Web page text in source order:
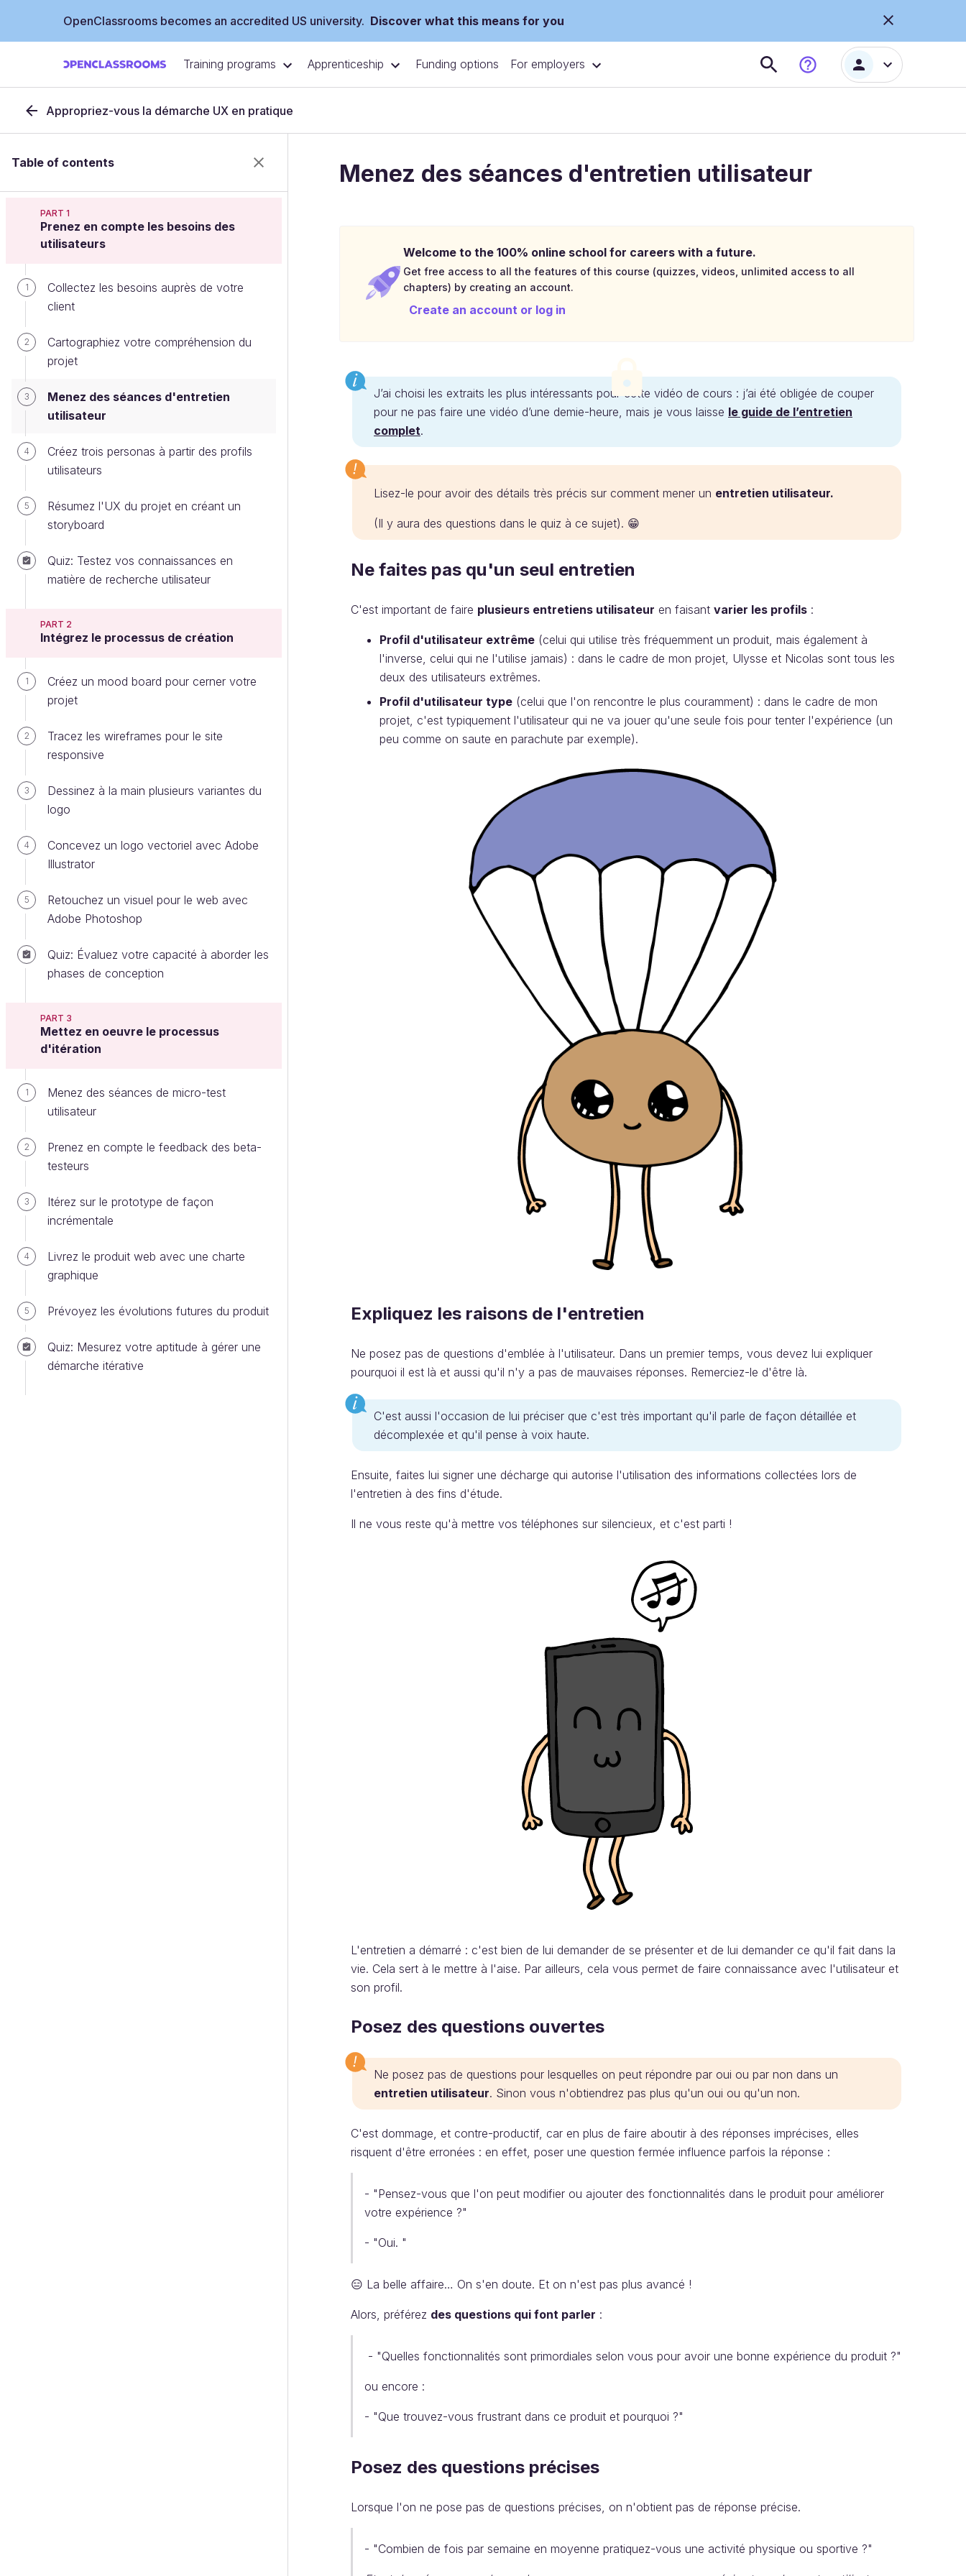
OpenClassrooms becomes an accredited US university. Discover what this means for you
Training programs Apprenticeship Funding options For employers
Appropriez-vous la démarche UX en pratique
Table of contents
PART 1
Prenez en compte les besoins des
utilisateurs
1
Collectez les besoins auprès de votre
client
2
Cartographiez votre compréhension du
projet
3
Menez des séances d'entretien
utilisateur
4
Créez trois personas à partir des profils
utilisateurs
5
Résumez l'UX du projet en créant un
storyboard
Quiz: Testez vos connaissances en
matière de recherche utilisateur
PART 2
Intégrez le processus de création
1
Créez un mood board pour cerner votre
projet
2
Tracez les wireframes pour le site
responsive
3
Dessinez à la main plusieurs variantes du
logo
4
Concevez un logo vectoriel avec Adobe
Illustrator
5
Retouchez un visuel pour le web avec
Adobe Photoshop
Quiz: Évaluez votre capacité à aborder les
phases de conception
PART 3
Mettez en oeuvre le processus
d'itération
1
Menez des séances de micro-test
utilisateur
2
Prenez en compte le feedback des beta-
testeurs
3
Itérez sur le prototype de façon
incrémentale
4
Livrez le produit web avec une charte
graphique
5 Prévoyez les évolutions futures du produit
Quiz: Mesurez votre aptitude à gérer une
démarche itérative
Menez des séances d'entretien utilisateur
Welcome to the 100% online school for careers with a future.
Get free access to all the features of this course (quizzes, videos, unlimited access to all
chapters) by creating an account.
Create an account or log in
J’ai choisi les extraits les plus intéressants pour cette vidéo de cours : j’ai été obligée de couper
pour ne pas faire une vidéo d’une demie-heure, mais je vous laisse le guide de l’entretien
complet.
Lisez-le pour avoir des détails très précis sur comment mener un entretien utilisateur.
(Il y aura des questions dans le quiz à ce sujet). 😁
Ne faites pas qu'un seul entretien
C'est important de faire plusieurs entretiens utilisateur en faisant varier les profils :
Profil d'utilisateur extrême (celui qui utilise très fréquemment un produit, mais également à
l'inverse, celui qui ne l'utilise jamais) : dans le cadre de mon projet, Ulysse et Nicolas sont tous les
deux des utilisateurs extrêmes.
Profil d'utilisateur type (celui que l'on rencontre le plus couramment) : dans le cadre de mon
projet, c'est typiquement l'utilisateur qui ne va jouer qu'une seule fois pour tenter l'expérience (un
peu comme on saute en parachute par exemple).
Expliquez les raisons de l'entretien
Ne posez pas de questions d'emblée à l'utilisateur. Dans un premier temps, vous devez lui expliquer
pourquoi il est là et aussi qu'il n'y a pas de mauvaises réponses. Remerciez-le d'être là.
C'est aussi l'occasion de lui préciser que c'est très important qu'il parle de façon détaillée et
décomplexée et qu'il pense à voix haute.
Ensuite, faites lui signer une décharge qui autorise l'utilisation des informations collectées lors de
l'entretien à des fins d'étude.
Il ne vous reste qu'à mettre vos téléphones sur silencieux, et c'est parti !
L'entretien a démarré : c'est bien de lui demander de se présenter et de lui demander ce qu'il fait dans la
vie. Cela sert à le mettre à l'aise. Par ailleurs, cela vous permet de faire connaissance avec l'utilisateur et
son profil.
Posez des questions ouvertes
Ne posez pas de questions pour lesquelles on peut répondre par oui ou par non dans un
entretien utilisateur. Sinon vous n'obtiendrez pas plus qu'un oui ou qu'un non.
C'est dommage, et contre-productif, car en plus de faire aboutir à des réponses imprécises, elles
risquent d'être erronées : en effet, poser une question fermée influence parfois la réponse :
- "Pensez-vous que l'on peut modifier ou ajouter des fonctionnalités dans le produit pour améliorer
votre expérience ?"
- "Oui. "
😑 La belle affaire… On s'en doute. Et on n'est pas plus avancé !
Alors, préférez des questions qui font parler :
- "Quelles fonctionnalités sont primordiales selon vous pour avoir une bonne expérience du produit ?"
ou encore :
- "Que trouvez-vous frustrant dans ce produit et pourquoi ?"
Posez des questions précises
Lorsque l'on ne pose pas de questions précises, on n'obtient pas de réponse précise.
- "Combien de fois par semaine en moyenne pratiquez-vous une activité physique ou sportive ?"